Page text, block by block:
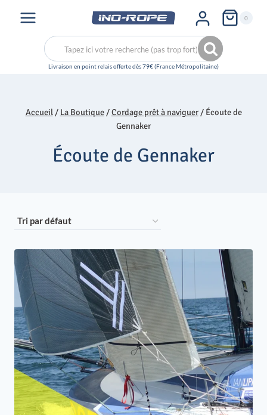
0
Recherche
pour :
Recherche
Accueil / La Boutique /Cordage prêt à naviguer / Écoute de
Gennaker
Écoute de Gennaker